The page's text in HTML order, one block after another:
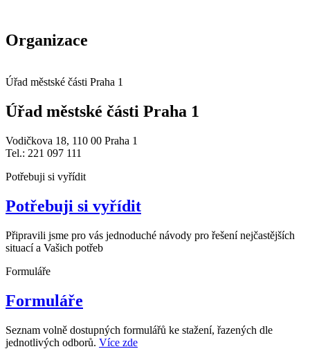
Organizace
Úřad městské části Praha 1
Úřad městské části Praha 1
Vodičkova 18, 110 00 Praha 1
Tel.: 221 097 111
Potřebuji si vyřídit
Potřebuji si vyřídit
Připravili jsme pro vás jednoduché návody pro řešení nejčastějších
situací a Vašich potřeb
Formuláře
Formuláře
Seznam volně dostupných formulářů ke stažení, řazených dle
jednotlivých odborů. Více zde